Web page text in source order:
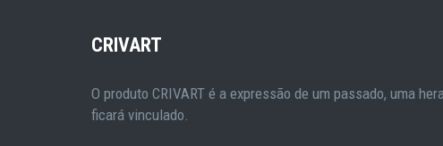
CRIVART
O produto CRIVART é a expressão de um passado, uma
ficará vinculado.